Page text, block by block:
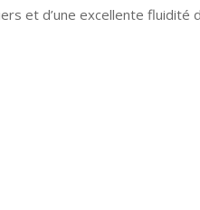
et d’une excellente fluidité